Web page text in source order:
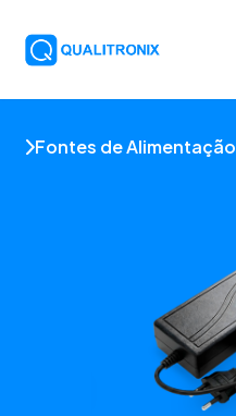
Fontes de Alimentação